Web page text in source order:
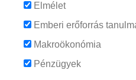
Elmélet
Emberi erőforrás
Makroökonómia
Pénzügyek